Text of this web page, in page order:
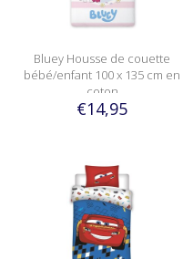
Bluey Housse de couette
bébé/enfant 100 x 135 cm en
coton
€14,95